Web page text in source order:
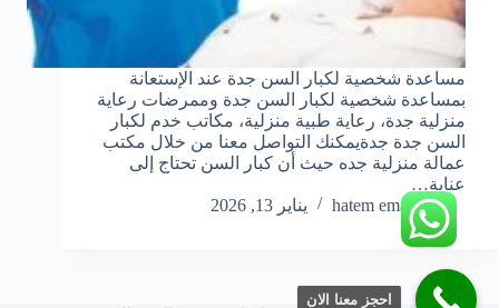
مساعدة شخصية لكبار السن جدة عند الإستعانة
بمساعدة شخصية لكبار السن جدة وممرضات رعاية
منزلية جدة، رعاية طبية منزلية، مكاتب خدم لكبار
السن جدة جدةيمكنك التواصل معنا من خلال مكتب
عمالة منزلية جده حيث أن كبار السن تحتاج إلى
عناية…
hatem emara
يناير 13, 2026
احجز معنا الان